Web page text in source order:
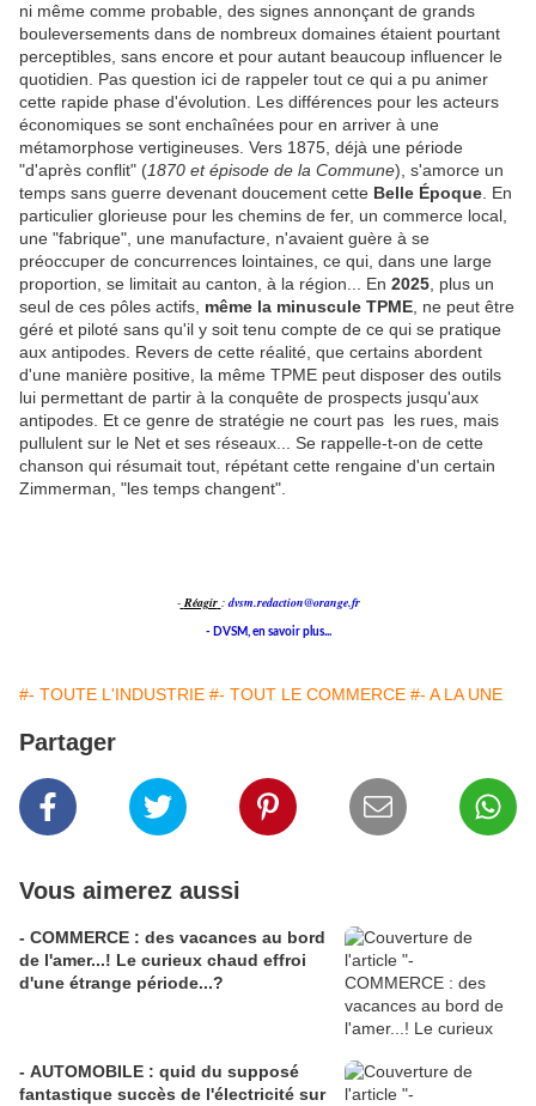
ni même comme probable, des signes annonçant de grands
bouleversements dans de nombreux domaines étaient pourtant
perceptibles, sans encore et pour autant beaucoup influencer le
quotidien. Pas question ici de rappeler tout ce qui a pu animer
cette rapide phase d'évolution. Les différences pour les acteurs
économiques se sont enchaînées pour en arriver à une
métamorphose vertigineuses. Vers 1875, déjà une période
"d'après conflit" (1870 et épisode de la Commune), s'amorce un
temps sans guerre devenant doucement cette Belle Époque . En
particulier glorieuse pour les chemins de fer, un commerce local,
une "fabrique", une manufacture, n'avaient guère à se
préoccuper de concurrences lointaines, ce qui, dans une large
proportion, se limitait au canton, à la région... En 2025 , plus un
seul de ces pôles actifs, même la minuscule TPME , ne peut être
géré et piloté sans qu'il y soit tenu compte de ce qui se pratique
aux antipodes. Revers de cette réalité, que certains abordent
d'une manière positive, la même TPME peut disposer des outils
lui permettant de partir à la conquête de prospects jusqu'aux
antipodes. Et ce genre de stratégie ne court pas les rues, mais
pullulent sur le Net et ses réseaux... Se rappelle-t-on de cette
chanson qui résumait tout, répétant cette rengaine d'un certain
Zimmerman, "les temps changent".
- Réagir :dvsm.redaction@orange.fr
- DVSM, en savoir plus...
#- TOUTE L'INDUSTRIE #- TOUT LE COMMERCE #- A LA UNE
Partager
Vous aimerez aussi
- COMMERCE : des vacances au bord
de l'amer...! Le curieux chaud effroi
d'une étrange période...?
- AUTOMOBILE : quid du supposé
fantastique succès de l'électricité sur